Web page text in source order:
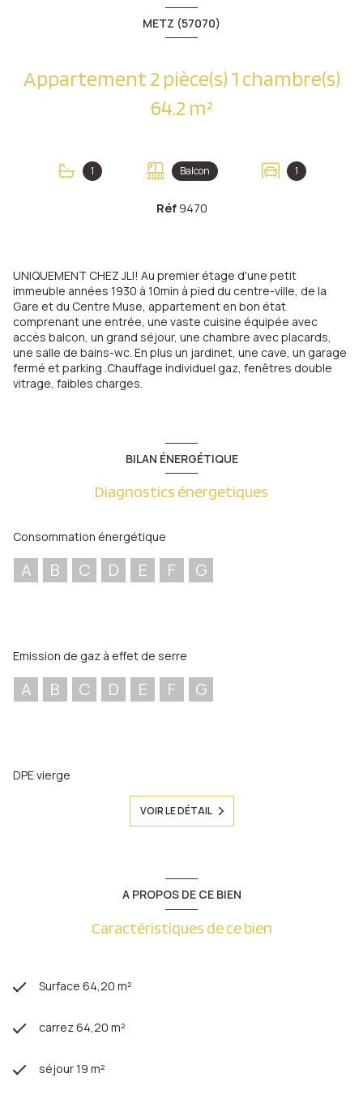
METZ (57070)
Appartement 2 pièce(s) 1 chambre(s)
64.2 m²
1 Balcon 1
Réf 9470
UNIQUEMENT CHEZ JLI! Au premier étage d'une petit
immeuble années 1930 à 10min à pied du centre-ville, de la
Gare et du Centre Muse, appartement en bon état
comprenant une entrée, une vaste cuisine équipée avec
accès balcon, un grand séjour, une chambre avec placards,
une salle de bains-wc. En plus un jardinet, une cave, un garage
fermé et parking .Chauffage individuel gaz, fenêtres double
vitrage, faibles charges.
BILAN ÉNERGÉTIQUE
Diagnostics énergetiques
Consommation énergétique
A B C D E F G
Emission de gaz à effet de serre
A B C D E F G
DPE vierge
VOIR LE DÉTAIL
A PROPOS DE CE BIEN
Caractéristiques de ce bien
Surface 64,20 m²
carrez 64,20 m²
séjour 19 m²